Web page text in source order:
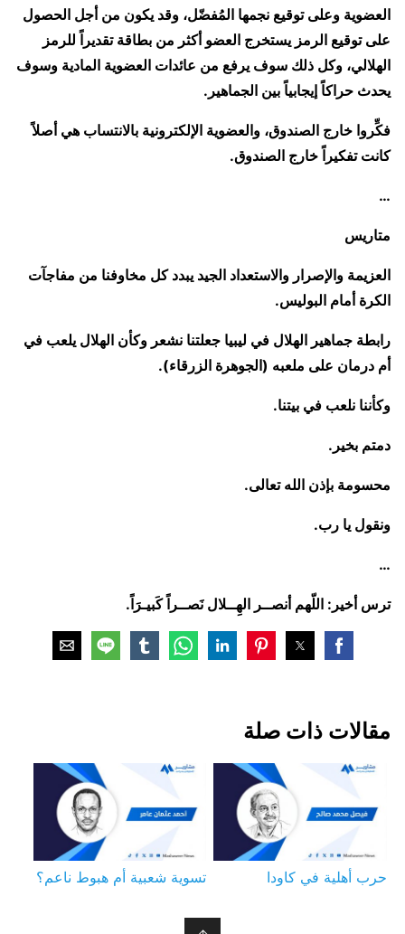
العضوية وعلى توقيع نجمها المُفضّل، وقد يكون من أجل الحصول
على توقيع الرمز يستخرج العضو أكثر من بطاقة تقديراً للرمز
الهلالي، وكل ذلك سوف يرفع من عائدات العضوية المادية وسوف
يحدث حراكاً إيجابياً بين الجماهير.
فكِّروا خارج الصندوق، والعضوية الإلكترونية بالانتساب هي أصلاً
كانت تفكيراً خارج الصندوق.
…
متاريس
العزيمة والإصرار والاستعداد الجيد يبدد كل مخاوفنا من مفاجآت
الكرة أمام البوليس.
رابطة جماهير الهلال في ليبيا جعلتنا نشعر وكأن الهلال يلعب في
أم درمان على ملعبه (الجوهرة الزرقاء).
وكأننا نلعب في بيتنا.
دمتم بخير.
محسومة بإذن الله تعالى.
ونقول يا رب.
…
ترس أخير: اللّهم أنصــر الهِــلال نَصــراً كَبيـرَاً.
مقالات ذات صلة
حرب أهلية في كاودا تسوية شعبية أم هبوط ناعم؟